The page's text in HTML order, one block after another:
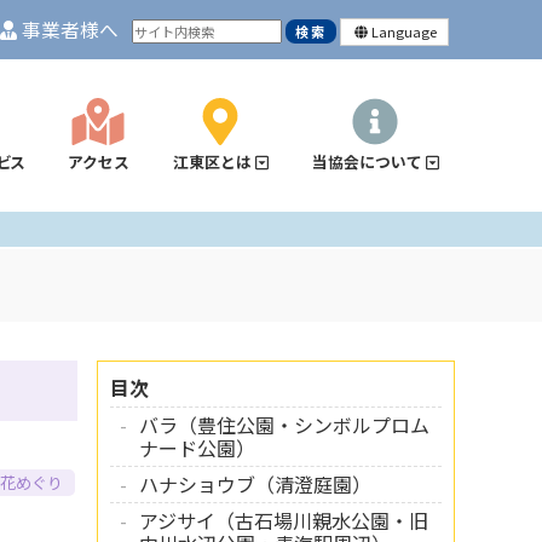
事業者様へ Language
ス アクセス 江東区とは 当協会について
めぐり
目次
バラ（豊住公園・シンボルプロム
ナード公園）
ハナショウブ（清澄庭園）
アジサイ（古石場川親水公園・旧